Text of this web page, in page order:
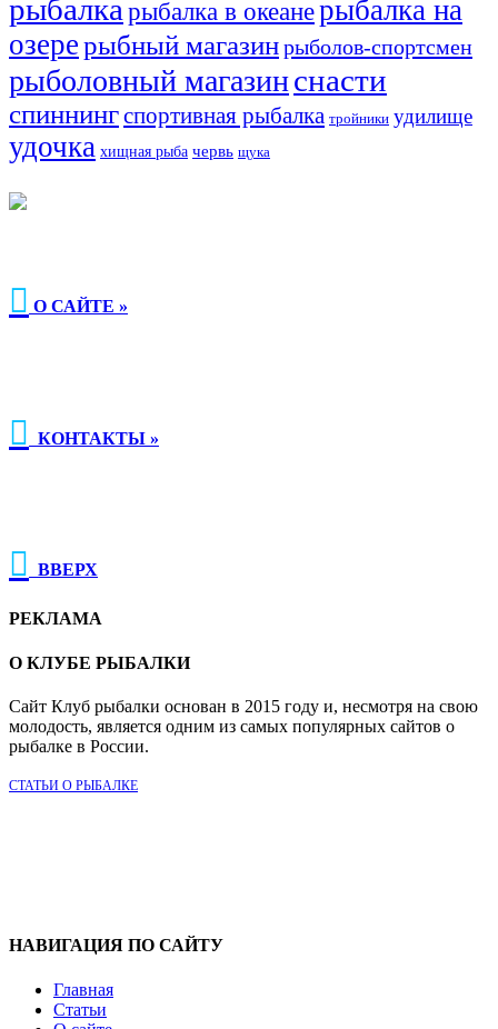
рыбалка рыбалка в океанерыбалка на
озерерыбный магазинрыболов-спортсмен
рыболовный магазинснасти
спиннингспортивная рыбалка тройники удилище
удочка хищная рыба червь щука
 О САЙТЕ »
 КОНТАКТЫ »
 ВВЕРХ
РЕКЛАМА
О КЛУБЕ РЫБАЛКИ
Сайт Клуб рыбалки основан в 2015 году и, несмотря на свою
молодость, является одним из самых популярных сайтов о
рыбалке в России.
СТАТЬИ О РЫБАЛКЕ
НАВИГАЦИЯ ПО САЙТУ
Главная
Статьи